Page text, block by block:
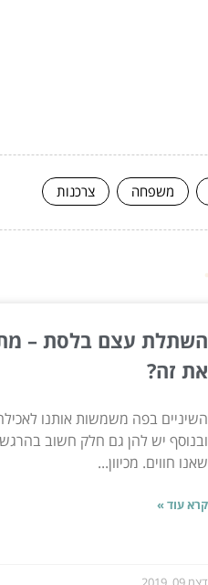
משפחה צרכנות
השתלת עצם בלסת –
את זה?
השיניים בפה משמשות אותנו
ובנוסף יש להן גם חלק חשוב
שאנו חווים. מכיוון...
קרא עוד »